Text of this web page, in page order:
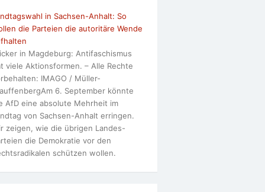
in Sachsen-Anhalt: So
die Parteien die autoritäre Wende
in Magdeburg: Antifaschismus
viele Aktionsformen. – Alle Rechte
IMAGO / Müller-
6. September könnte
AfD eine absolute Mehrheit im
von Sachsen-Anhalt erringen.
zeigen, wie die übrigen Landes-
die Demokratie vor den
schützen wollen.